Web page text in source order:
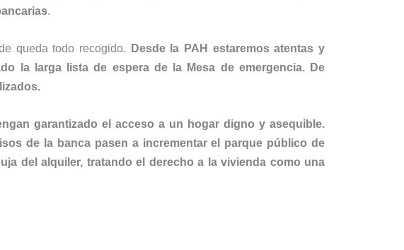
.
queda todo recogido.
Desde la PAH estaremos atentas y
la larga lista de espera de la Mesa de emergencia. De
garantizado el acceso a un hogar digno y asequible.
de la banca pasen a incrementar el parque público de
del alquiler, tratando el derecho a la vivienda como una